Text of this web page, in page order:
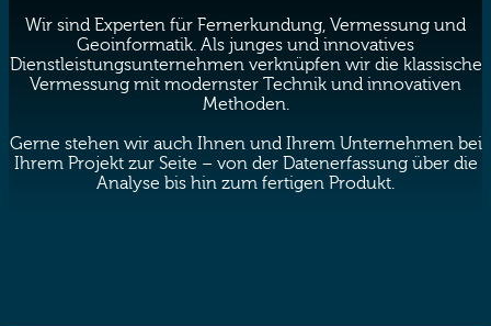
Wir sind Experten für Fernerkundung, Vermessung und
Geoinformatik. Als junges und innovatives
Dienstleistungsunternehmen verknüpfen wir die klassische
Vermessung mit modernster Technik und innovativen
Methoden.
Gerne stehen wir auch Ihnen und Ihrem Unternehmen bei
Ihrem Projekt zur Seite – von der Datenerfassung über die
Analyse bis hin zum fertigen Produkt.